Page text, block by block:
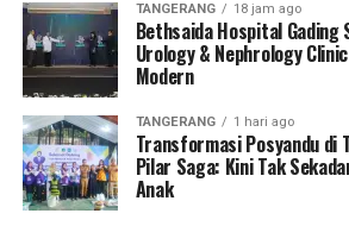
TANGERANG 18 jam ago
Bethsaida Hospital Gading
Urology & Nephrology
Modern
TANGERANG 1 hari ago
Transformasi Posyandu di
Pilar Saga: Kini Tak
Anak